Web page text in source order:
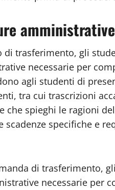
amministrative
di trasferimento, gli
necessarie per
agli studenti di
tra cui trascrizioni
che spieghi le ragioni
specifiche e
di trasferimento,
necessarie per